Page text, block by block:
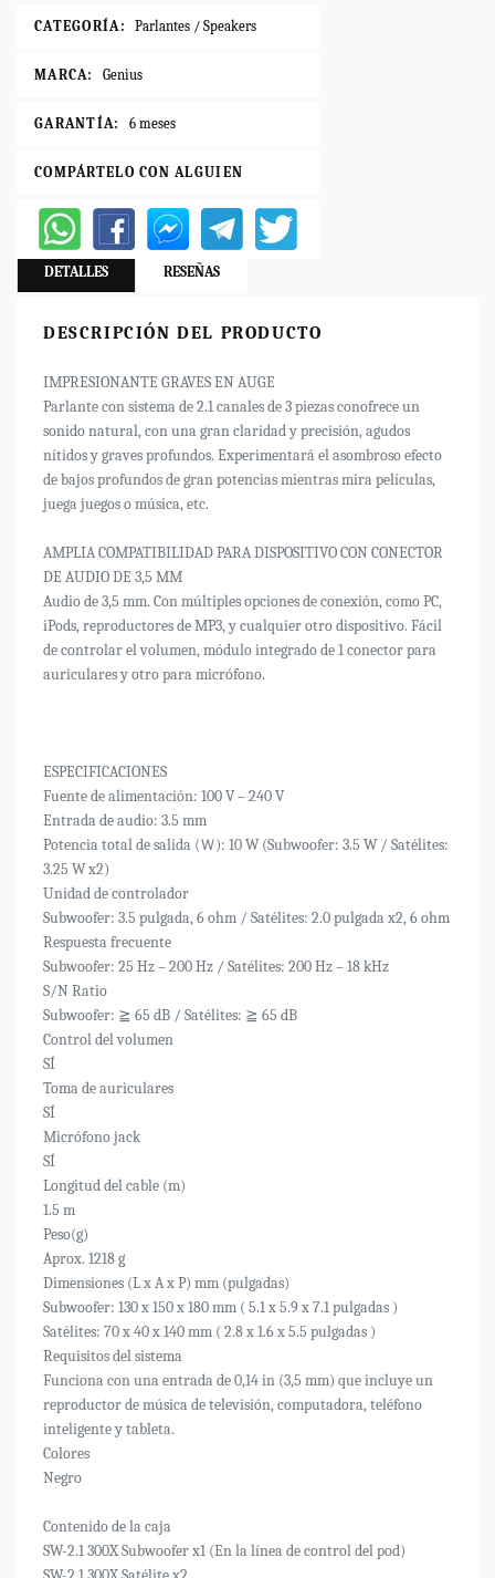
CATEGORÍA: Parlantes / Speakers
MARCA: Genius
GARANTÍA: 6 meses
COMPÁRTELO CON ALGUIEN
DETALLES RESEÑAS
DESCRIPCIÓN DEL PRODUCTO
IMPRESIONANTE GRAVES EN AUGE
Parlante con sistema de 2.1 canales de 3 piezas conofrece un
sonido natural, con una gran claridad y precisión, agudos
nítidos y graves profundos. Experimentará el asombroso efecto
de bajos profundos de gran potencias mientras mira películas,
juega juegos o música, etc.
AMPLIA COMPATIBILIDAD PARA DISPOSITIVO CON CONECTOR
DE AUDIO DE 3,5 MM
Audio de 3,5 mm. Con múltiples opciones de conexión, como PC,
iPods, reproductores de MP3, y cualquier otro dispositivo. Fácil
de controlar el volumen, módulo integrado de 1 conector para
auriculares y otro para micrófono.
ESPECIFICACIONES
Fuente de alimentación: 100 V – 240 V
Entrada de audio: 3.5 mm
Potencia total de salida (Ｗ): 10 W (Subwoofer: 3.5 W / Satélites:
3.25 W x2)
Unidad de controlador
Subwoofer: 3.5 pulgada, 6 ohm / Satélites: 2.0 pulgada x2, 6 ohm
Respuesta frecuente
Subwoofer: 25 Hz – 200 Hz / Satélites: 200 Hz – 18 kHz
S/N Ratio
Subwoofer: ≧ 65 dB / Satélites: ≧ 65 dB
Control del volumen
SÍ
Toma de auriculares
SÍ
Micrófono jack
SÍ
Longitud del cable (m)
1.5 m
Peso(g)
Aprox. 1218 g
Dimensiones (L x A x P) mm (pulgadas)
Subwoofer: 130 x 150 x 180 mm ( 5.1 x 5.9 x 7.1 pulgadas )
Satélites: 70 x 40 x 140 mm ( 2.8 x 1.6 x 5.5 pulgadas )
Requisitos del sistema
Funciona con una entrada de 0,14 in (3,5 mm) que incluye un
reproductor de música de televisión, computadora, teléfono
inteligente y tableta.
Colores
Negro
Contenido de la caja
SW-2.1 300X Subwoofer x1 (En la línea de control del pod)